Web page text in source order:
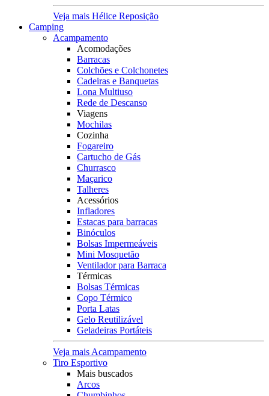
Veja mais Hélice Reposição
Camping
Acampamento
Acomodações
Barracas
Colchões e Colchonetes
Cadeiras e Banquetas
Lona Multiuso
Rede de Descanso
Viagens
Mochilas
Cozinha
Fogareiro
Cartucho de Gás
Churrasco
Maçarico
Talheres
Acessórios
Infladores
Estacas para barracas
Binóculos
Bolsas Impermeáveis
Mini Mosquetão
Ventilador para Barraca
Térmicas
Bolsas Térmicas
Copo Térmico
Porta Latas
Gelo Reutilizável
Geladeiras Portáteis
Veja mais Acampamento
Tiro Esportivo
Mais buscados
Arcos